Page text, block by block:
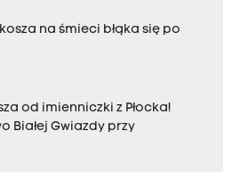
na śmieci błąka się po
od imienniczki z Płocka!
Białej Gwiazdy przy